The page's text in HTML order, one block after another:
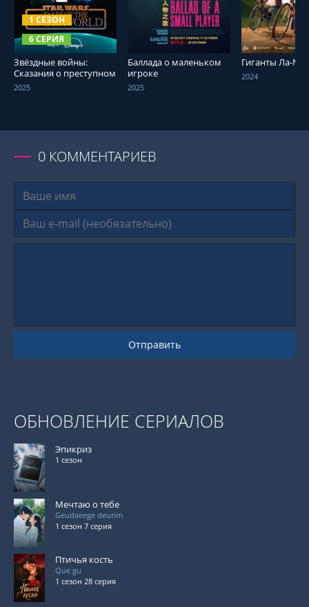
1 СЕЗОН
6 СЕРИЯ
Звёздные войны:
Сказания о преступном
мире
2025
Баллада о маленьком
игроке
2025
Гиганты Ла-
2024
0 КОММЕНТАРИЕВ
Отправить
ОБНОВЛЕНИЕ СЕРИАЛОВ
Эпикриз
1 сезон
Мечтаю о тебе
Geudaeege deurim
1 сезон 7 серия
Птичья кость
Que gu
1 сезон 28 серия